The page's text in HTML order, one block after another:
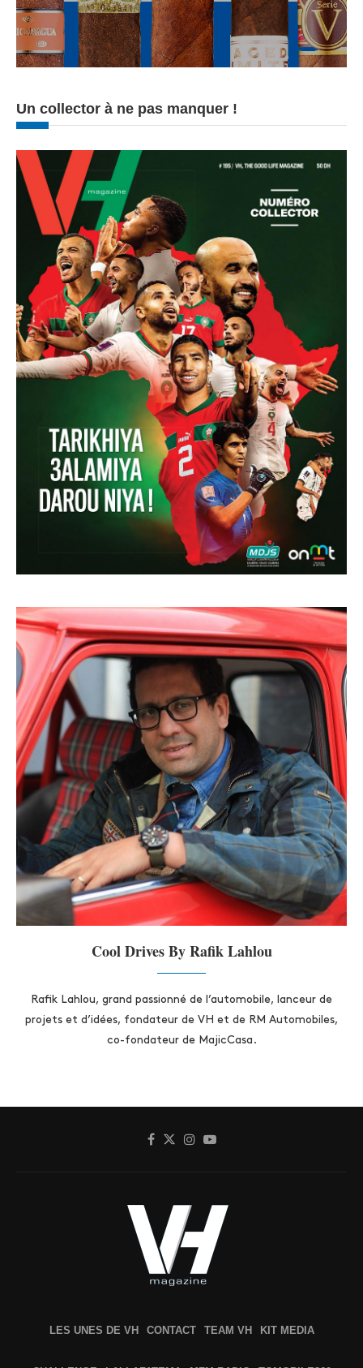
Un collector à ne pas manquer !
Cool Drives By Rafik Lahlou
Rafik Lahlou, grand passionné de l’automobile, lanceur de
projets et d’idées, fondateur de VH et de RM Automobiles,
co-fondateur de MajicCasa.
LES UNES DE VH CONTACT TEAM VH KIT MEDIA